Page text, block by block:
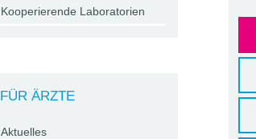
Kooperierende Laboratorien
FÜR ÄRZTE
Aktuelles